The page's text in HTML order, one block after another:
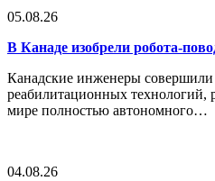
05.08.26
В Канаде изобрели робота-
Канадские инженеры
реабилитационных технологий,
мире полностью автономного…
04.08.26